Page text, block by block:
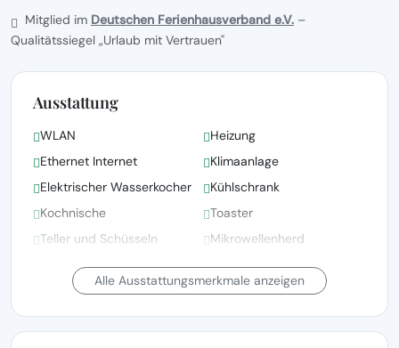
Mitglied im Deutschen Ferienhausverband e.V. –
Qualitätssiegel „Urlaub mit Vertrauen"
Ausstattung
WLAN
Heizung
Ethernet Internet
Klimaanlage
Elektrischer Wasserkocher
Kühlschrank
Kochnische
Toaster
Teller und Schüsseln
Mikrowellenherd
Bettwäsche vorhanden
Bettwäsche, Handtücher
und Wäsche gemäß den
Behörden gewaschen
Alle Ausstattungsmerkmale anzeigen